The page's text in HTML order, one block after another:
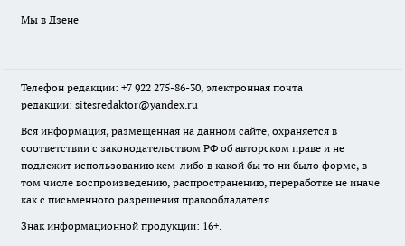
Мы в Дзене
Телефон редакции: +7 922 275-86-30, электронная почта
редакции: sitesredaktor@yandex.ru
Вся информация, размещенная на данном сайте, охраняется в
соответствии с законодательством РФ об авторском праве и не
подлежит использованию кем-либо в какой бы то ни было форме, в
том числе воспроизведению, распространению, переработке не иначе
как с письменного разрешения правообладателя.
Знак информационной продукции: 16+.